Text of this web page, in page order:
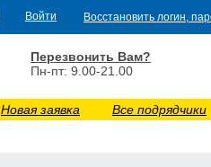
Восстановить логин,
Перезвонить Вам?
Пн-пт: 9.00-21.00
Новая заявка Все подрядчики